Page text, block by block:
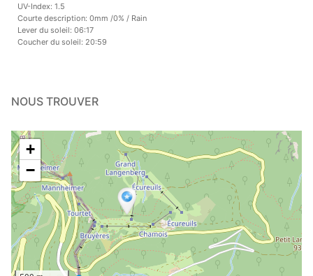
UV-Index: 1.5
Courte description: 0mm /0% / Rain
Lever du soleil: 06:17
Coucher du soleil: 20:59
NOUS TROUVER
+
−